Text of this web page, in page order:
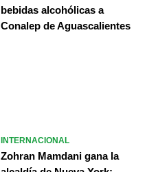
bebidas alcohólicas a
Conalep de Aguascalientes
INTERNACIONAL
Zohran Mamdani gana la